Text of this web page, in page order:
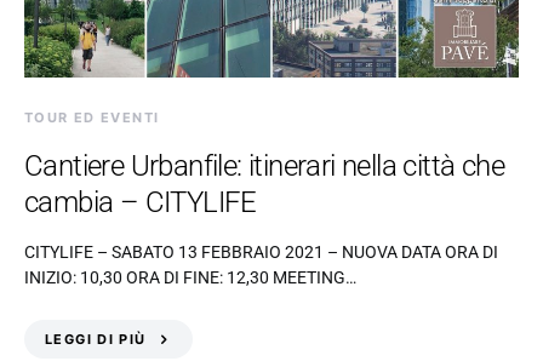
TOUR ED EVENTI
Cantiere Urbanfile: itinerari nella città che
cambia – CITYLIFE
CITYLIFE – SABATO 13 FEBBRAIO 2021 – NUOVA DATA ORA DI
INIZIO: 10,30 ORA DI FINE: 12,30 MEETING…
LEGGI DI PIÙ